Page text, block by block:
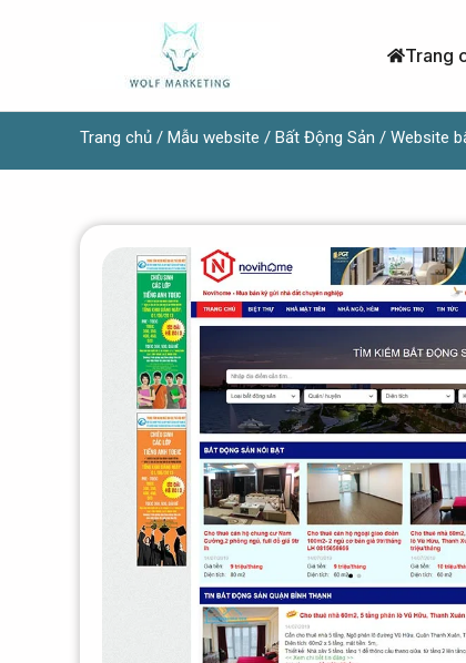
Trang
Trang chủ / Mẫu website / Bất Động Sản / Website